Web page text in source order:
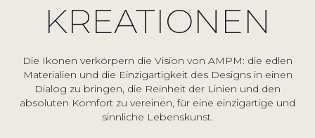
KREATIONEN
Die Ikonen verkörpern die Vision von AMPM: die edlen
Materialien und die Einzigartigkeit des Designs in einen
Dialog zu bringen, die Reinheit der Linien und den
absoluten Komfort zu vereinen, für eine einzigartige und
sinnliche Lebenskunst.